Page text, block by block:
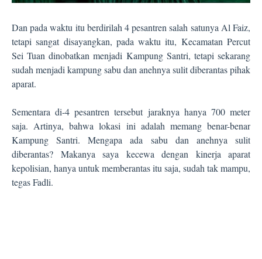
Dan pada waktu itu berdirilah 4 pesantren salah satunya Al Faiz,
tetapi sangat disayangkan, pada waktu itu, Kecamatan Percut
Sei Tuan dinobatkan menjadi Kampung Santri, tetapi sekarang
sudah menjadi kampung sabu dan anehnya sulit diberantas pihak
aparat.
Sementara di-4 pesantren tersebut jaraknya hanya 700 meter
saja. Artinya, bahwa lokasi ini adalah memang benar-benar
Kampung Santri. Mengapa ada sabu dan anehnya sulit
diberantas? Makanya saya kecewa dengan kinerja aparat
kepolisian, hanya untuk memberantas itu saja, sudah tak mampu,
tegas Fadli.